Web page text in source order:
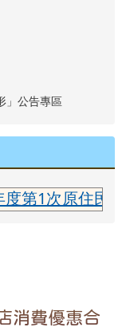
」公告專區
1次原住民族
消費優惠合